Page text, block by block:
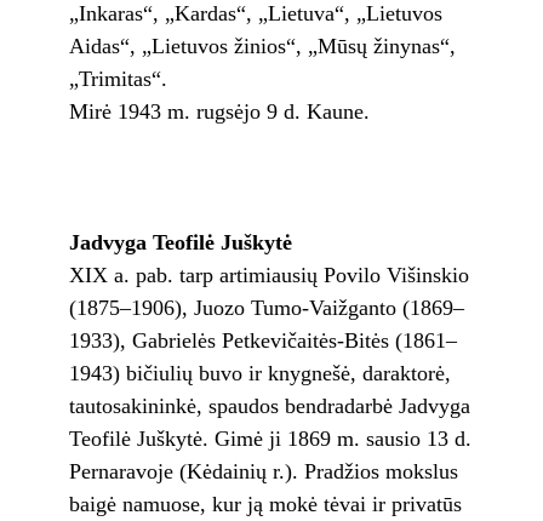
„Inkaras“, „Kardas“, „Lietuva“, „Lietuvos
Aidas“, „Lietuvos žinios“, „Mūsų žinynas“,
„Trimitas“.
Mirė 1943 m. rugsėjo 9 d. Kaune.
Jadvyga Teofilė Juškytė
XIX a. pab. tarp artimiausių Povilo Višinskio
(1875–1906), Juozo Tumo-Vaižganto (1869–
1933), Gabrielės Petkevičaitės-Bitės (1861–
1943) bičiulių buvo ir knygnešė, daraktorė,
tautosakininkė, spaudos bendradarbė Jadvyga
Teofilė Juškytė. Gimė ji 1869 m. sausio 13 d.
Pernaravoje (Kėdainių r.). Pradžios mokslus
baigė namuose, kur ją mokė tėvai ir privatūs